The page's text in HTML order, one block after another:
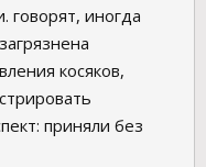
говорят, иногда
косяков,
приняли без